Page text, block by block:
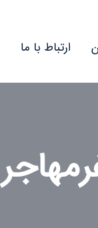
ارتباط با ما